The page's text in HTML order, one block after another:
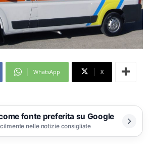
WhatsApp X
fonte preferita su Google
nelle notizie consigliate